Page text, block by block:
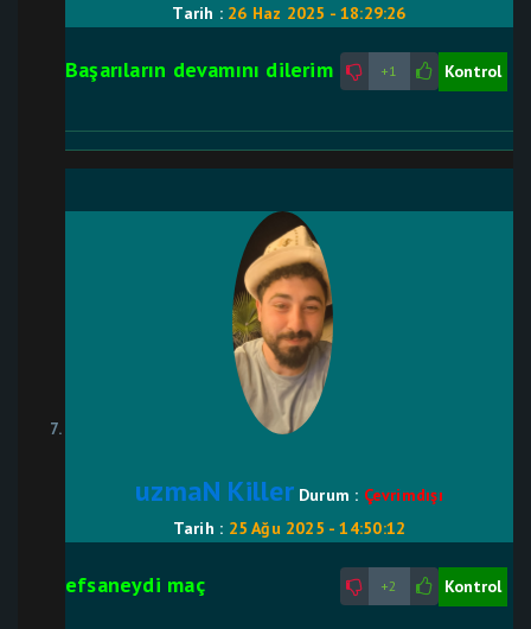
Tarih : 26 Haz 2025 - 18:29:26
+1 Kontrol
Başarıların devamını dilerim
uzmaN Killer Durum : Çevrimdışı
Tarih : 25 Ağu 2025 - 14:50:12
+2 Kontrol
efsaneydi maç